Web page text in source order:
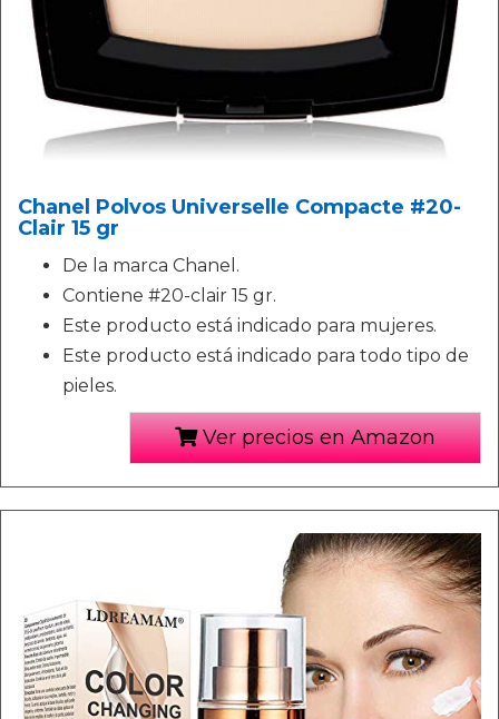
Chanel Polvos Universelle Compacte #20-
Clair 15 gr
De la marca Chanel.
Contiene #20-clair 15 gr.
Este producto está indicado para mujeres.
Este producto está indicado para todo tipo de
pieles.
Ver precios en Amazon